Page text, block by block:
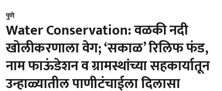
पुणे
Water Conservation: वळकी नदी
खोलीकरणाला वेग; ‘सकाळ’ रिलिफ फंड,
नाम फाऊंडेशन व ग्रामस्थांच्या सहकार्यातून
उन्हाळ्यातील पाणीटंचाईला दिलासा